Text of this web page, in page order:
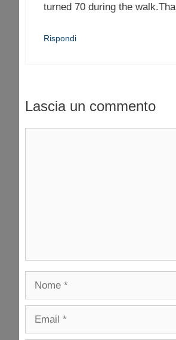
turned 70 during the
Rispondi
Lascia un commento
Nome
Email